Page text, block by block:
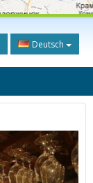
Deutsch